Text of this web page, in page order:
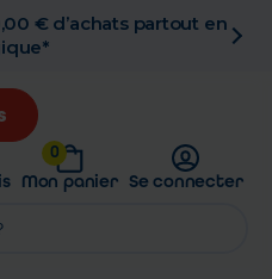
€ d’achats partout en
0
Mon panier Se connecter